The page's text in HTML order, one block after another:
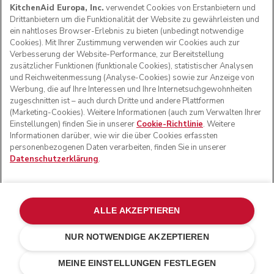
FOLGEN SIE UNS
und das Design der Küchenmaschine sind eingetragene
Marken in den USA und in anderen Ländern.
Meine cookies verwalten
Datenschutzerklärung
KitchenAid Europa, Inc. verwendet Cookies von Erstanbietern und
Drittanbietern um die Funktionalität der Website zu gewährleisten und
ein nahtloses Browser-Erlebnis zu bieten (unbedingt notwendige
Cookies). Mit Ihrer Zustimmung verwenden wir Cookies auch zur
Verbesserung der Website-Performance, zur Bereitstellung
zusätzlicher Funktionen (funktionale Cookies), statistischer Analysen
und Reichweitenmessung (Analyse-Cookies) sowie zur Anzeige von
Werbung, die auf Ihre Interessen und Ihre Internetsuchgewohnheiten
zugeschnitten ist – auch durch Dritte und andere Plattformen
(Marketing-Cookies). Weitere Informationen (auch zum Verwalten Ihrer
Einstellungen) finden Sie in unserer Cookie-Richtlinie. Weitere
Informationen darüber, wie wir die über Cookies erfassten
personenbezogenen Daten verarbeiten, finden Sie in unserer
Datenschutzerklärung.
MEINE EINSTELLUNGEN FESTLEGEN
NUR NOTWENDIGE AKZEPTIEREN
ALLE AKZEPTIEREN